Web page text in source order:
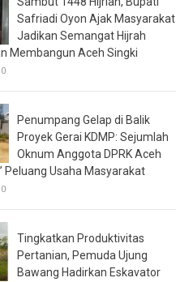
Safriadi Oyon Ajak Masyarakat
Jadikan Semangat Hijrah
Membangun Aceh Singki
0
Penumpang Gelap di Balik
Proyek Gerai KDMP: Sejumlah
Oknum Anggota DPRK Aceh
Peluang Usaha Masyarakat
0
Tingkatkan Produktivitas
Pertanian, Pemuda Ujung
Bawang Hadirkan Eskavator